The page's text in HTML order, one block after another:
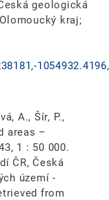
geologická
kraj;
A., Šír, P.,
areas –
1 : 50 000.
ČR, Česká
území -
from